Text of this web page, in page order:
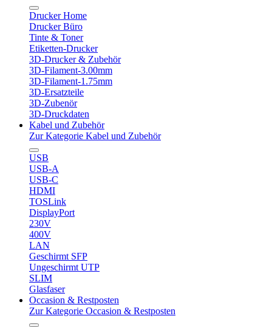
Drucker Home
Drucker Büro
Tinte & Toner
Etiketten-Drucker
3D-Drucker & Zubehör
3D-Filament-3.00mm
3D-Filament-1.75mm
3D-Ersatzteile
3D-Zubenör
3D-Druckdaten
Kabel und Zubehör
Zur Kategorie Kabel und Zubehör
USB
USB-A
USB-C
HDMI
TOSLink
DisplayPort
230V
400V
LAN
Geschirmt SFP
Ungeschirmt UTP
SLIM
Glasfaser
Occasion & Restposten
Zur Kategorie Occasion & Restposten